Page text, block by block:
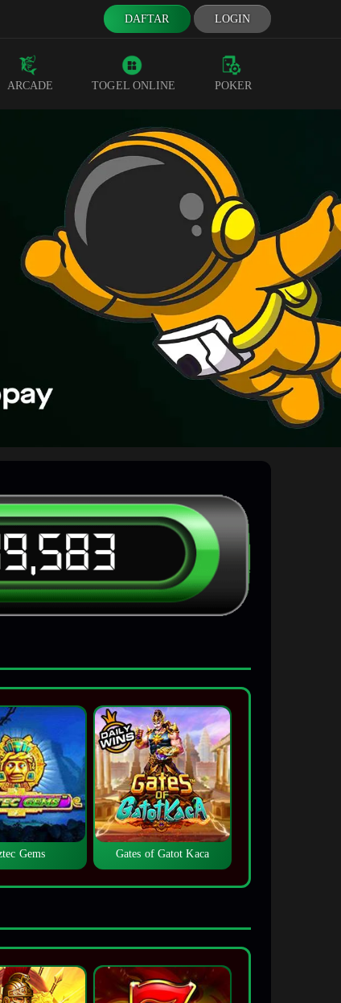
DAFTAR LOGIN
ARCADE TOGEL ONLINE POKER
Gems Gates of Gatot Kaca